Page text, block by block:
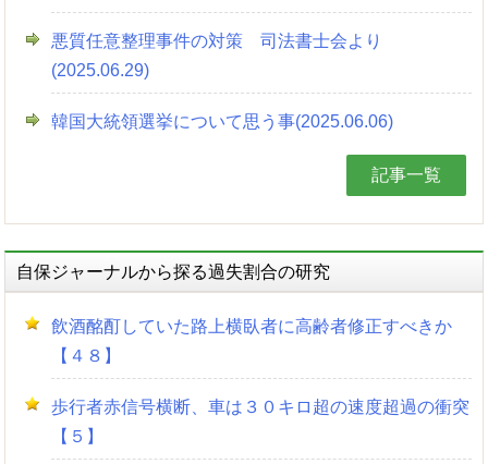
悪質任意整理事件の対策 司法書士会より
(2025.06.29)
韓国大統領選挙について思う事(2025.06.06)
記事一覧
自保ジャーナルから探る過失割合の研究
飲酒酩酊していた路上横臥者に高齢者修正すべきか
【４８】
歩行者赤信号横断、車は３０キロ超の速度超過の衝突
【５】